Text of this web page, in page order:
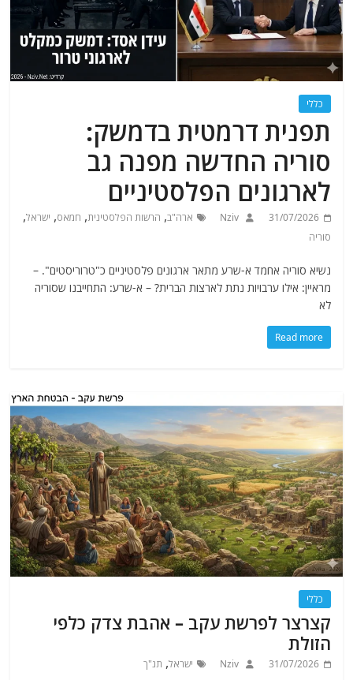
כללי
תפנית דרמטית בדמשק:
סוריה החדשה מפנה גב
לארגונים הפלסטיניים
31/07/2026
Nziv ארה"ב, הרשות הפלסטינית, חמאס, ישראל,
סוריה
נשיא סוריה אחמד א-שרע מתאר ארגונים פלסטיניים כ"טרוריסטים". –
מראיין: אילו ערבויות נתת לארצות הברית? – א-שרע: התחייבנו שסוריה
לא
Read more
כללי
קצרצר לפרשת עקב – אהבת צדק כלפי
הזולת
31/07/2026
Nziv ישראל, תנ"ך